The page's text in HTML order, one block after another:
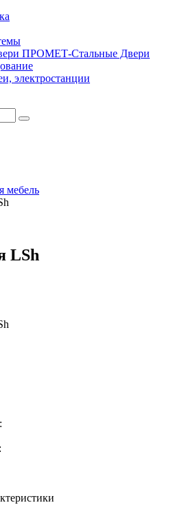
ПРОМЕТ-Стальные Двери
электростанции
мебель
LSh